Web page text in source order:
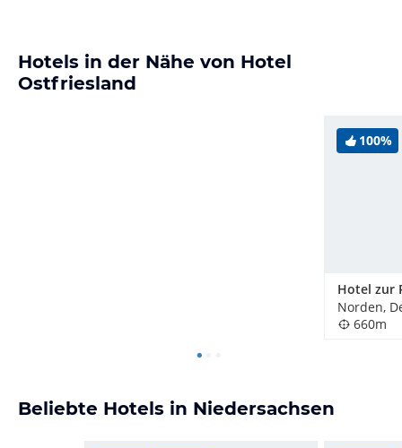
Hotels in der Nähe von Hotel
Ostfriesland
100%
Hotel zur
Norden,
660m
Beliebte Hotels in Niedersachsen